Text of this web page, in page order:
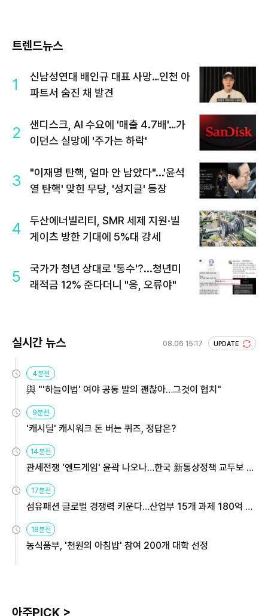
트렌드뉴스
1
신남성연대 배인규 대표 사망…인천 아
파트서 숨진 채 발견
2
샌디스크, AI 수요에 '매출 4.7배'…가
이던스 실망에 '주가는 하락'
3
"이재명 탄핵, 얼마 안 남았다"...'윤석
열 탄핵' 맞힌 무당, '성지글' 등장
4
두산에너빌리티, SMR 세제 지원·빌
게이츠 방한 기대에 5%대 강세
5
국가가 청년 상대로 '통수'?...청년미
래적금 12% 준다더니 "응, 오류야"
실시간 뉴스 08.06 15:17 UPDATE
4분전
與 "'하늘이법' 여야 공동 발의 괜찮아…그것이 협치"
9분전
'캐시딜' 캐시워크 돈 버는 퀴즈, 정답은?
14분전
관세전쟁 '엔드게임' 윤곽 나오나…한국 新통상정책 교두보 활
용해야
17분전
섬유패션 글로벌 경쟁력 키운다…산업부 15개 과제 180억 지
원
18분전
농식품부, '천원의 아침밥' 참여 200개 대학 선정
아주PICK >